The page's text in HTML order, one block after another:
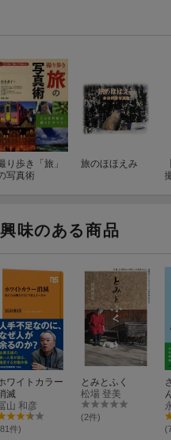
り歩き「旅」
写真術
旅のほほえみ
味のある商品
ワイトカラー
滅
山 和彦
件)
とみとふく
松場 登美
(2件)